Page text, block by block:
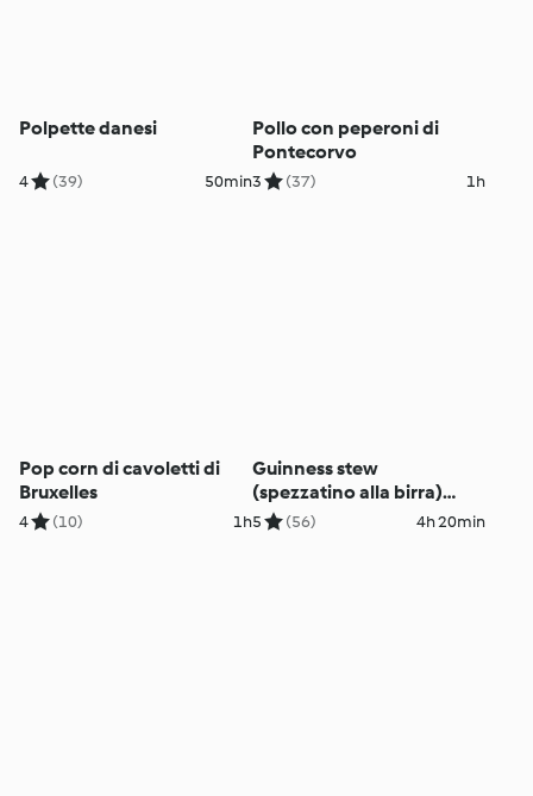
Polpette danesi
4 (39) 50min
Pollo con peperoni di
Pontecorvo
3 (37) 1h
Pop corn di cavoletti di
Bruxelles
4 (10) 1h
Guinness stew
(spezzatino alla birra)
(TM6)
5 (56) 4h 20min